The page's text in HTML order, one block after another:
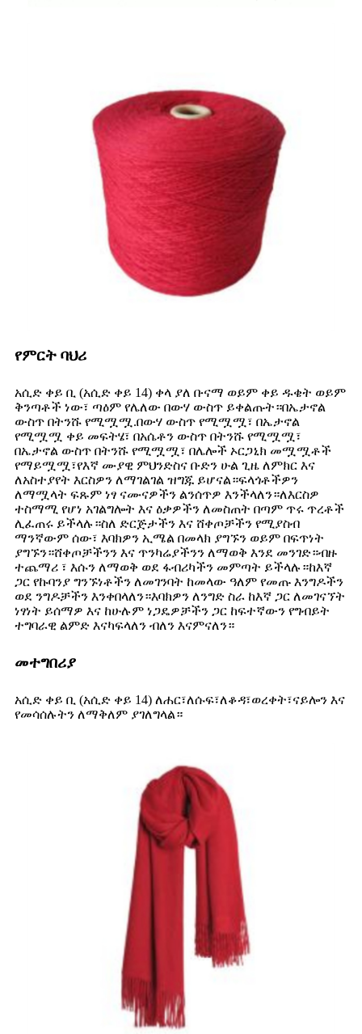
የምርት ባህሪ
አሲድ ቀይ ቢ (አሲድ ቀይ 14) ቀላ ያለ ቡናማ ወይም ቀይ ዱቄት ወይም
ቅንጣቶች ነው፣ ጣዕም የሌለው በውሃ ውስጥ ይቀልጡት።በኤታኖል
ውስጥ በትንሹ የሚሟሟ.በውሃ ውስጥ የሚሟሟ፣ በኤታኖል
የሚሟሟ ቀይ መፍትሄ፣ በአሴቶን ውስጥ በትንሹ የሚሟሟ፣
በኤታኖል ውስጥ በትንሹ የሚሟሟ፣ በሌሎች ኦርጋኒክ መሟሟቶች
የማይሟሟ፣የእኛ ሙያዊ ምህንድስና ቡድን ሁል ጊዜ ለምክር እና
ለአስተያየት እርስዎን ለማገልገል ዝግጁ ይሆናል።ፍላጎቶችዎን
ለማሟላት ፍጹም ነፃ ናሙናዎችን ልንሰጥዎ እንችላለን።ለእርስዎ
ተስማሚ የሆነ አገልግሎት እና ዕቃዎችን ለመስጠት በጣም ጥሩ ጥረቶች
ሊፈጠሩ ይችላሉ።ስለ ድርጅታችን እና ሸቀጦቻችን የሚያስብ
ማንኛውም ሰው፣ እባክዎን ኢሜል በመላክ ያግኙን ወይም በፍጥነት
ያግኙን።ሸቀጦቻችንን እና ጥንካሬያችንን ለማወቅ እንደ መንገድ።ብዙ
ተጨማሪ ፣ እሱን ለማወቅ ወደ ፋብሪካችን መምጣት ይችላሉ።ከእኛ
ጋር የኩባንያ ግንኙነቶችን ለመገንባት ከመላው ዓለም የመጡ እንግዶችን
ወደ ንግዶቻችን እንቀበላለን።እባክዎን ለንግድ ስራ ከእኛ ጋር ለመገናኘት
ነፃነት ይሰማዎ እና ከሁሉም ነጋዴዎቻችን ጋር ከፍተኛውን የግብይት
ተግባራዊ ልምድ እናካፍላለን ብለን እናምናለን።
መተግበሪያ
አሲድ ቀይ ቢ (አሲድ ቀይ 14) ለሐር፣ለሱፍ፣ለቆዳ፣ወረቀት፣ናይሎን እና
የመሳሰሉትን ለማቅለም ያገለግላል።